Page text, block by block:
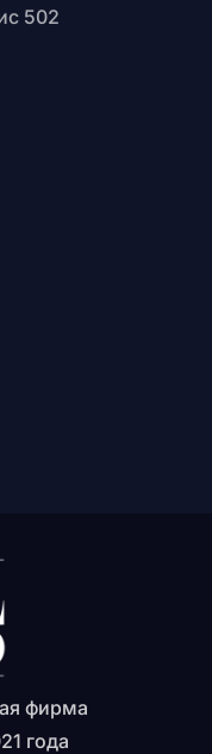
502
фирма
года